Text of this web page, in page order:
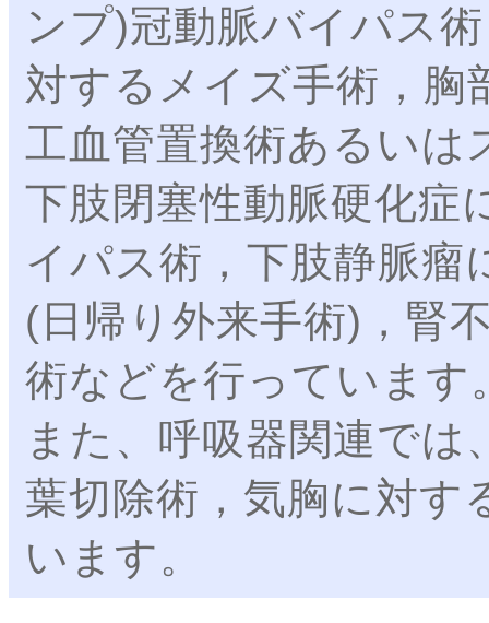
ンプ)冠動脈バイパス
対するメイズ手術，胸
工血管置換術あるいは
下肢閉塞性動脈硬化症
イパス術，下肢静脈瘤
(日帰り外来手術)，腎
術などを行っています
また、呼吸器関連では
葉切除術，気胸に対す
います。